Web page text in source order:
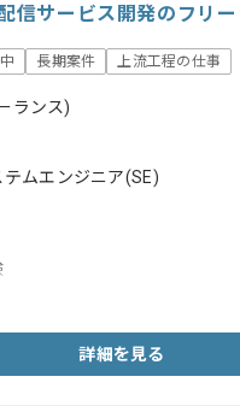
信サービス開発のフリ
長期案件 上流工程の仕事
ランス)
ムエンジニア(SE)
詳細を見る